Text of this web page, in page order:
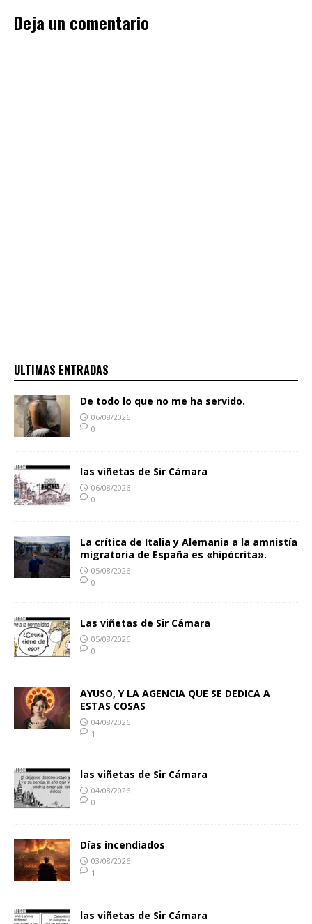
Deja un comentario
ULTIMAS ENTRADAS
De todo lo que no me ha servido.
06/08/2026
0
las viñetas de Sir Cámara
06/08/2026
0
La crítica de Italia y Alemania a la amnistía
migratoria de España es «hipócrita».
05/08/2026
0
Las viñetas de Sir Cámara
05/08/2026
0
AYUSO, Y LA AGENCIA QUE SE DEDICA A
ESTAS COSAS
04/08/2026
1
las viñetas de Sir Cámara
04/08/2026
0
Días incendiados
03/08/2026
1
las viñetas de Sir Cámara